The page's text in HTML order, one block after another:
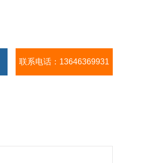
联系电话：13646369931